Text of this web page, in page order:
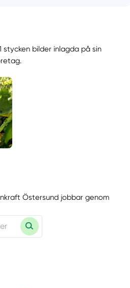
stycken bilder inlagda på sin
Östersund jobbar genom